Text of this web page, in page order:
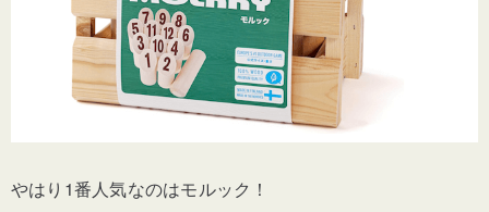
やはり1番人気なのはモルック！